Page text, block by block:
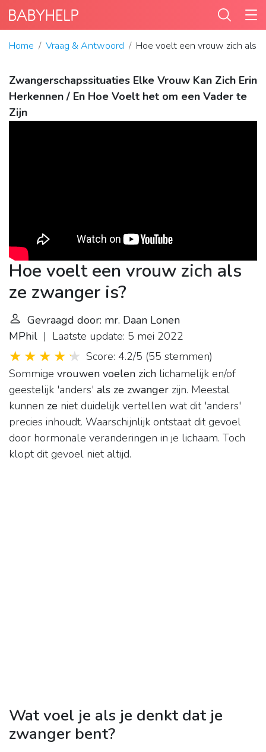
Home Vraag & Antwoord Hoe voelt een vrouw zich als
Zwangerschapssituaties Elke Vrouw Kan Zich Erin
Herkennen / En Hoe Voelt het om een Vader te
Zijn
Hoe voelt een vrouw zich als
ze zwanger is?
Gevraagd door: mr. Daan Lonen
MPhil | Laatste update: 5 mei 2022
Score: 4.2/5 (55 stemmen)
Sommige vrouwen voelen zich lichamelijk en/of
geestelijk 'anders' als ze zwanger zijn. Meestal
kunnen ze niet duidelijk vertellen wat dit 'anders'
precies inhoudt. Waarschijnlijk ontstaat dit gevoel
door hormonale veranderingen in je lichaam. Toch
klopt dit gevoel niet altijd.
Wat voel je als je denkt dat je
zwanger bent?